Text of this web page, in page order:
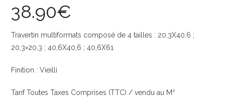
38.90€
Travertin multiformats composé de 4 tailles : 20,3X40,6 ;
20,3×20,3 ; 40,6X40,6 ; 40,6X61
Finition : Vieilli
Tarif Toutes Taxes Comprises (TTC) / vendu au M²